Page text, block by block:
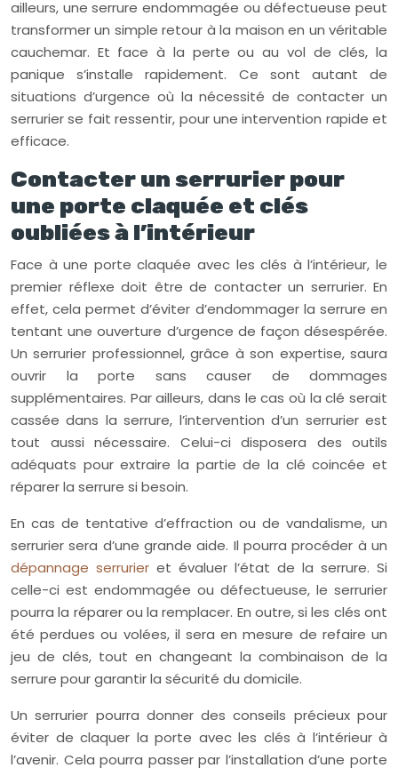
ailleurs, une serrure endommagée ou défectueuse peut
transformer un simple retour à la maison en un véritable
cauchemar. Et face à la perte ou au vol de clés, la
panique s’installe rapidement. Ce sont autant de
situations d’urgence où la nécessité de contacter un
serrurier se fait ressentir, pour une intervention rapide et
efficace.
Contacter un serrurier pour
une porte claquée et clés
oubliées à l’intérieur
Face à une porte claquée avec les clés à l’intérieur, le
premier réflexe doit être de contacter un serrurier. En
effet, cela permet d’éviter d’endommager la serrure en
tentant une ouverture d’urgence de façon désespérée.
Un serrurier professionnel, grâce à son expertise, saura
ouvrir la porte sans causer de dommages
supplémentaires. Par ailleurs, dans le cas où la clé serait
cassée dans la serrure, l’intervention d’un serrurier est
tout aussi nécessaire. Celui-ci disposera des outils
adéquats pour extraire la partie de la clé coincée et
réparer la serrure si besoin.
En cas de tentative d’effraction ou de vandalisme, un
serrurier sera d’une grande aide. Il pourra procéder à un
dépannage serrurier et évaluer l’état de la serrure. Si
celle-ci est endommagée ou défectueuse, le serrurier
pourra la réparer ou la remplacer. En outre, si les clés ont
été perdues ou volées, il sera en mesure de refaire un
jeu de clés, tout en changeant la combinaison de la
serrure pour garantir la sécurité du domicile.
Un serrurier pourra donner des conseils précieux pour
éviter de claquer la porte avec les clés à l’intérieur à
l’avenir. Cela pourra passer par l’installation d’une porte